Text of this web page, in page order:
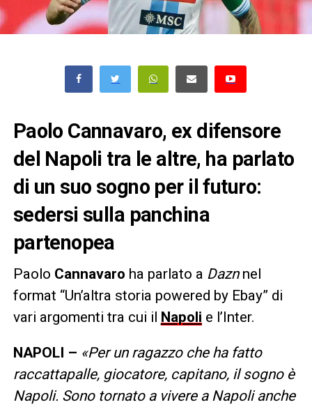
Paolo Cannavaro, ex difensore
del Napoli tra le altre, ha parlato
di un suo sogno per il futuro:
sedersi sulla panchina
partenopea
Paolo Cannavaro ha parlato a Dazn nel
format “Un’altra storia powered by Ebay” di
vari argomenti tra cui il Napoli e l’Inter.
NAPOLI – «Per un ragazzo che ha fatto
raccattapalle, giocatore, capitano, il sogno è
Napoli. Sono tornato a vivere a Napoli anche